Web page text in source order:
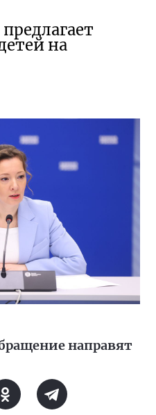
на
направят